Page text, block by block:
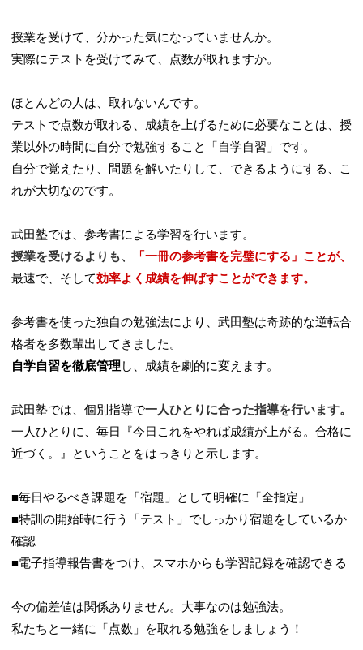
授業を受けて、分かった気になっていませんか。
実際にテストを受けてみて、点数が取れますか。
ほとんどの人は、取れないんです。
テストで点数が取れる、成績を上げるために必要なことは、授
業以外の時間に自分で勉強すること「自学自習」です。
自分で覚えたり、問題を解いたりして、できるようにする、こ
れが大切なのです。
武田塾では、参考書による学習を行います。
授業を受けるよりも、
「一冊の参考書を完璧にする」ことが、
最速で、そして効率よく成績を伸ばすことができます。
参考書を使った独自の勉強法により、武田塾は奇跡的な逆転合
格者を多数輩出してきました。
自学自習を徹底管理し、成績を劇的に変えます。
武田塾では、個別指導で一人ひとりに合った指導を行います。
一人ひとりに、毎日『今日これをやれば成績が上がる。合格に
近づく。』ということをはっきりと示します。
■毎日やるべき課題を「宿題」として明確に「全指定」
■特訓の開始時に行う「テスト」でしっかり宿題をしているか
確認
■電子指導報告書をつけ、スマホからも学習記録を確認できる
今の偏差値は関係ありません。大事なのは勉強法。
私たちと一緒に「点数」を取れる勉強をしましょう！